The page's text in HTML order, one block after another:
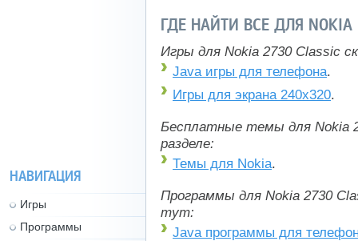
ГДЕ НАЙТИ ВСЕ ДЛЯ NOKIA
Игры для Nokia 2730 Classic
Java игры для телефона.
Игры для экрана 240x320.
Бесплатные темы для Nokia
разделе:
Темы для Nokia.
Программы для Nokia 2730
тут:
Java программы для
НАВИГАЦИЯ
Игры
Программы